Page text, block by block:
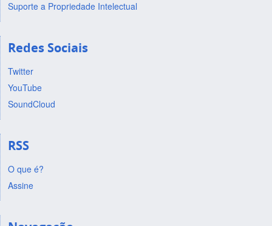
Suporte a Propriedade Intelectual
Redes Sociais
Twitter
YouTube
SoundCloud
RSS
O que é?
Assine